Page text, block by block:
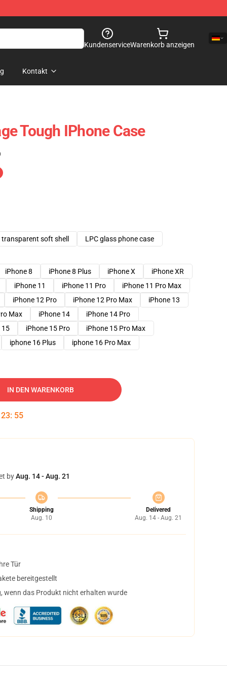
KundenserviceWarenkorb anzeigen
Kontakt
Tough IPhone Case
transparent soft shell LPC glass phone case
iPhone 8 iPhone 8 Plus iPhone X
iPhone XR
iPhone 11
iPhone 11 Pro
iPhone 11 Pro Max
iPhone 12 Pro
iPhone 12 Pro Max
iPhone 13
Max
iPhone 14
iPhone 14 Pro
15
iPhone 15 Pro
iPhone 15 Pro Max
iphone 16 Plus
iphone 16 Pro Max
IN DEN WARENKORB
23: 54
byAug. 14 - Aug. 21
Shipping
Aug. 10
Delivered
Aug. 14 - Aug. 21
Tür
bereitgestellt
wenn das Produkt nicht erhalten wurde